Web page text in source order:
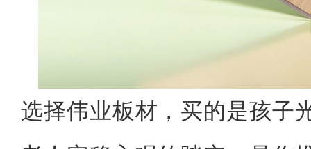
选择伟业板材，买的是孩子